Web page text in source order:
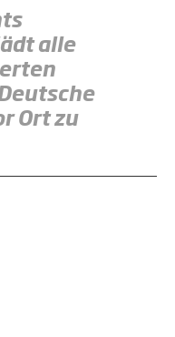
alle
Ort zu